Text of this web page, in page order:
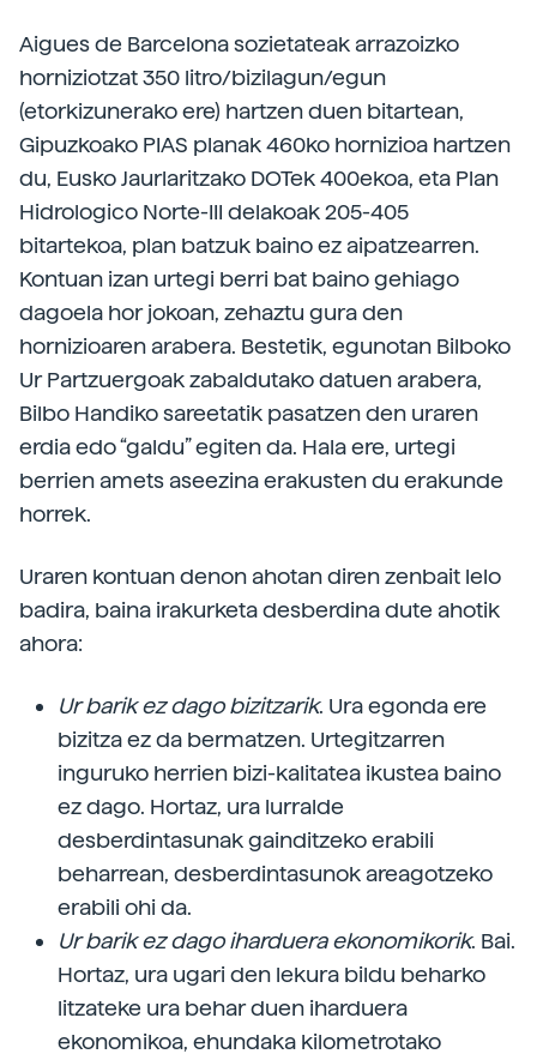
Aigues de Barcelona sozietateak arrazoizko
horniziotzat 350 litro/bizilagun/egun
(etorkizunerako ere) hartzen duen bitartean,
Gipuzkoako PIAS planak 460ko hornizioa hartzen
du, Eusko Jaurlaritzako DOTek 400ekoa, eta Plan
Hidrologico Norte-III delakoak 205-405
bitartekoa, plan batzuk baino ez aipatzearren.
Kontuan izan urtegi berri bat baino gehiago
dagoela hor jokoan, zehaztu gura den
hornizioaren arabera. Bestetik, egunotan Bilboko
Ur Partzuergoak zabaldutako datuen arabera,
Bilbo Handiko sareetatik pasatzen den uraren
erdia edo “galdu” egiten da. Hala ere, urtegi
berrien amets aseezina erakusten du erakunde
horrek.
Uraren kontuan denon ahotan diren zenbait lelo
badira, baina irakurketa desberdina dute ahotik
ahora:
Ur barik ez dago bizitzarik. Ura egonda ere
bizitza ez da bermatzen. Urtegitzarren
inguruko herrien bizi-kalitatea ikustea baino
ez dago. Hortaz, ura lurralde
desberdintasunak gainditzeko erabili
beharrean, desberdintasunok areagotzeko
erabili ohi da.
Ur barik ez dago iharduera ekonomikorik. Bai.
Hortaz, ura ugari den lekura bildu beharko
litzateke ura behar duen iharduera
ekonomikoa, ehundaka kilometrotako